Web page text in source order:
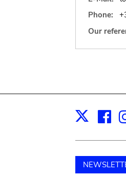
Phone:
Our
X